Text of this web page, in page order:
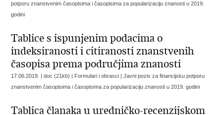
potporu znanstvenim časopisima i časopisima za popularizaciju znanosti u 2019.
godini
Tablice s ispunjenim podacima o
indeksiranosti i citiranosti znanstvenih
časopisa prema područjima znanosti
17.06.2019. | doc (21kb) | Formulari i obrasci |Javni poziv za financijsku potporu
znanstvenim časopisima i časopisima za popularizaciju znanosti u 2019. godini
Tablica članaka u uredničko-recenzijskom